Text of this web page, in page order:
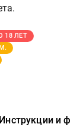
18 ЛЕТ
Инструкции и